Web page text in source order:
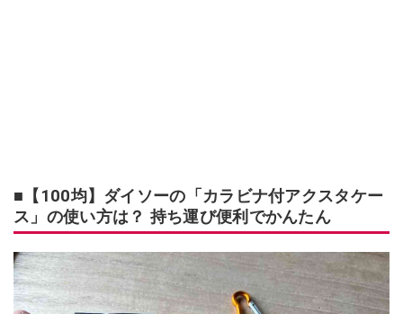
■【100均】ダイソーの「カラビナ付アクスタケー
ス」の使い方は？ 持ち運び便利でかんたん